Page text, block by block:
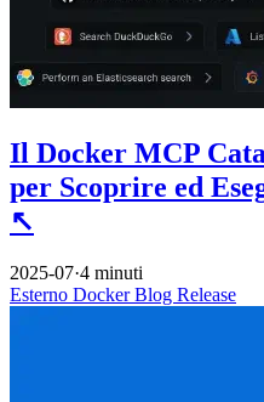
Il Docker MCP
per Scoprire ed
↖
2025-07·4 minuti
Esterno DockerBlog Release